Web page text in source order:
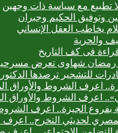
تطبيع مع سياسة ذات وجهين
وتوفيق الحكيم وجبران
يخاطب العقل الإنساني
والحرية
فى كف التاريخ
رمضان شهاوى تعرض
للتشجير ترصدها
اعرف الشروط والأوراق
اعرف الشروط والأوراق
بفروع الجيزة.. اعرف
لحديثي التخرج..